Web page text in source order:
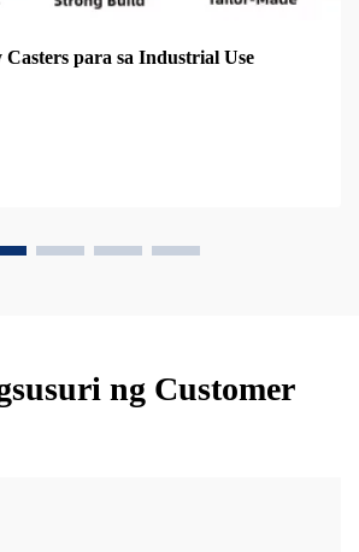
para sa Industrial Use
ng Customer